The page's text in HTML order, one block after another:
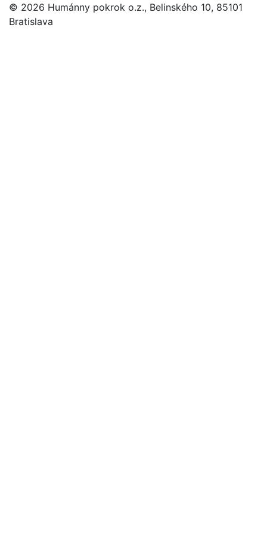
© 2026 Humánny pokrok o.z., Belinského 10, 85101
Bratislava